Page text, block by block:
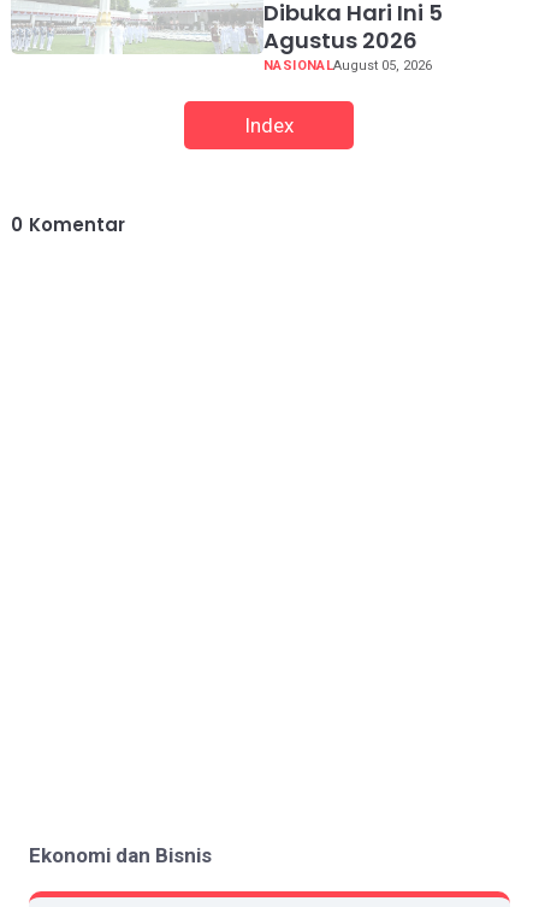
Dibuka Hari Ini 5
Agustus 2026
NASIONALAugust 05, 2026
Index
0 Komentar
Ekonomi dan Bisnis